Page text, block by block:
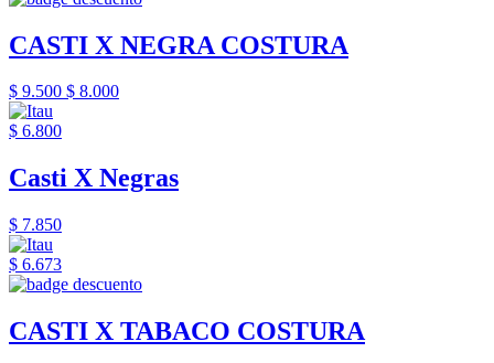
CASTI X NEGRA COSTURA
$ 9.500 $ 8.000
$ 6.800
Casti X Negras
$ 7.850
$ 6.673
CASTI X TABACO COSTURA